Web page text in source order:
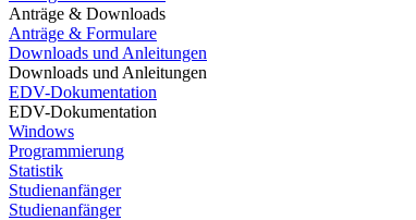
Anträge & Downloads
Anträge & Formulare
Downloads und Anleitungen
Downloads und Anleitungen
EDV-Dokumentation
EDV-Dokumentation
Windows
Programmierung
Statistik
Studienanfänger
Studienanfänger